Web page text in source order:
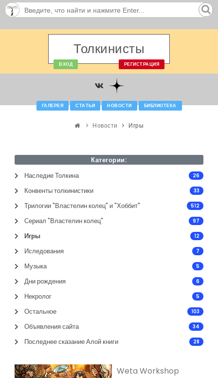
Толкинисты
ВХОД РЕГИСТРАЦИЯ
ГАЛЕРЕЯ СТАТЬИ НОВОСТИ БИБЛИОТЕКА
Новости Игры
Категории:
Наследие Толкина
26
Конвенты толкинистики 33
Трилогии "Властелин колец" и "Хоббит" 512
Сериал "Властелин колец" 97
Игры 12
Иследования 7
Музыка 5
Дни рождения 6
Некролог 5
Остальное 103
Объявления сайта 34
Последнее сказание Алой книги 28
Weta Workshop